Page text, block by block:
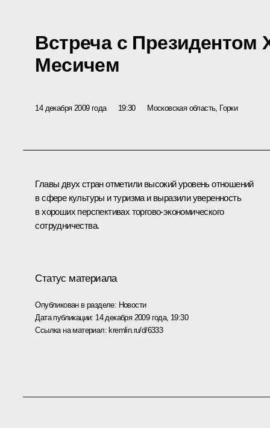
Встреча с Президентом
Месичем
14 декабря 2009 года 19:30 Московская область, Горки
Главы двух стран отметили высокий уровень отношений
в сфере культуры и туризма и выразили уверенность
в хороших перспективах торгово-экономического
сотрудничества.
Статус материала
Опубликован в разделе: Новости
Дата публикации: 14 декабря 2009 года, 19:30
Ссылка на материал:kremlin.ru/d/6333